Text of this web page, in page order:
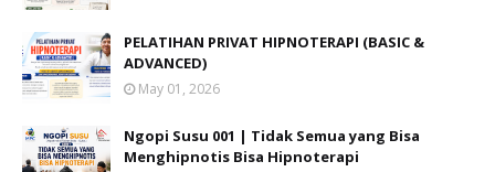
PELATIHAN PRIVAT HIPNOTERAPI (BASIC &
ADVANCED)
May 01, 2026
Ngopi Susu 001 | Tidak Semua yang Bisa
Menghipnotis Bisa Hipnoterapi